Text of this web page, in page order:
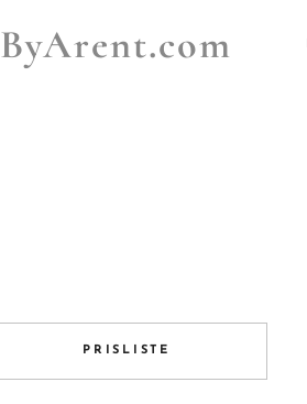
ByArent.com
PRISLISTE